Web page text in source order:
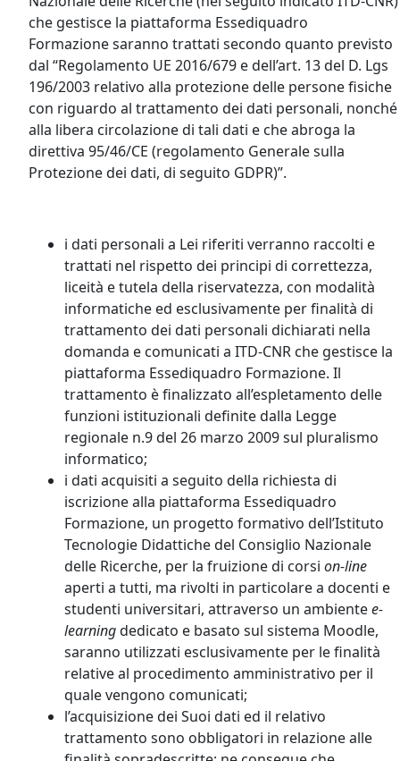
che gestisce la piattaforma Essediquadro
Formazione saranno trattati secondo quanto previsto
dal “Regolamento UE 2016/679 e dell’art. 13 del D. Lgs
196/2003 relativo alla protezione delle persone fisiche
con riguardo al trattamento dei dati personali, nonché
alla libera circolazione di tali dati e che abroga la
direttiva 95/46/CE (regolamento Generale sulla
Protezione dei dati, di seguito GDPR)”.
i dati personali a Lei riferiti verranno raccolti e
trattati nel rispetto dei principi di correttezza,
liceità e tutela della riservatezza, con modalità
informatiche ed esclusivamente per finalità di
trattamento dei dati personali dichiarati nella
domanda e comunicati a ITD-CNR che gestisce la
piattaforma Essediquadro Formazione. Il
trattamento è finalizzato all’espletamento delle
funzioni istituzionali definite dalla Legge
regionale n.9 del 26 marzo 2009 sul pluralismo
informatico;
i dati acquisiti a seguito della richiesta di
iscrizione alla piattaforma Essediquadro
Formazione, un progetto formativo dell’Istituto
Tecnologie Didattiche del Consiglio Nazionale
delle Ricerche, per la fruizione di corsi on-line
aperti a tutti, ma rivolti in particolare a docenti e
studenti universitari, attraverso un ambientee-
learningdedicato e basato sul sistema Moodle,
saranno utilizzati esclusivamente per le finalità
relative al procedimento amministrativo per il
quale vengono comunicati;
l’acquisizione dei Suoi dati ed il relativo
trattamento sono obbligatori in relazione alle